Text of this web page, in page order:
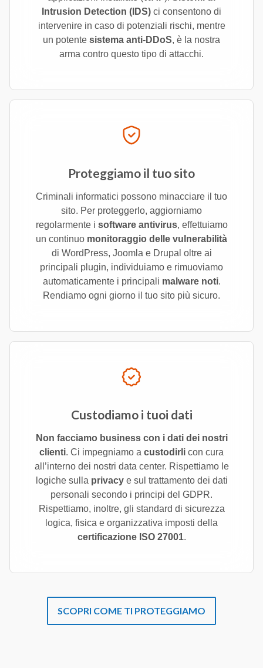
Intrusion Detection (IDS) ci consentono di
intervenire in caso di potenziali rischi, mentre
un potente sistema anti-DDoS, è la nostra
arma contro questo tipo di attacchi.
Proteggiamo il tuo sito
Criminali informatici possono minacciare il tuo
sito. Per proteggerlo, aggiorniamo
regolarmente i software antivirus, effettuiamo
un continuo monitoraggio delle vulnerabilità
di WordPress, Joomla e Drupal oltre ai
principali plugin, individuiamo e rimuoviamo
automaticamente i principali malware noti.
Rendiamo ogni giorno il tuo sito più sicuro.
Custodiamo i tuoi dati
Non facciamo business con i dati dei nostri
clienti. Ci impegniamo a custodirli con cura
all’interno dei nostri data center. Rispettiamo le
logiche sulla privacye sul trattamento dei dati
personali secondo i principi del GDPR.
Rispettiamo, inoltre, gli standard di sicurezza
logica, fisica e organizzativa imposti della
certificazione ISO 27001.
SCOPRI COME TI PROTEGGIAMO